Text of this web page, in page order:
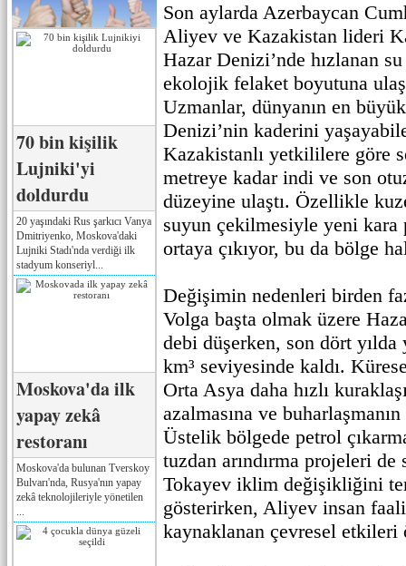
70 bin kişilik
Lujniki'yi
doldurdu
20 yaşındaki Rus şarkıcı Vanya
Dmitriyenko, Moskova'daki
Lujniki Stadı'nda verdiği ilk
stadyum konseriyl...
Moskova'da ilk
yapay zekâ
restoranı
Moskova'da bulunan Tverskoy
Bulvarı'nda, Rusya'nın yapay
zekâ teknolojileriyle yönetilen
Son aylarda Azerbaycan
Aliyev ve Kazakistan lideri
Hazar Denizi’nde hızlanan
ekolojik felaket boyutuna
Uzmanlar, dünyanın en
Denizi’nin kaderini
Kazakistanlı yetkililere göre
metreye kadar indi ve son
düzeyine ulaştı. Özellikle
suyun çekilmesiyle yeni kara
ortaya çıkıyor, bu da bölge
Değişimin nedenleri birden
Volga başta olmak üzere
debi düşerken, son dört yılda
km³ seviyesinde kaldı.
Orta Asya daha hızlı
azalmasına ve
Üstelik bölgede petrol
tuzdan arındırma projeleri
Tokayev iklim değişikliğini
gösterirken, Aliyev insan
kaynaklanan çevresel etkileri